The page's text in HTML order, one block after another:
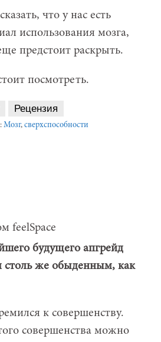
что у нас есть
использования мозга,
предстоит раскрыть.
посмотреть.
Рецензия
Мозг, сверхспособности
будущего апгрейд
столь же обыденным, как
к совершенству.
совершенства можно